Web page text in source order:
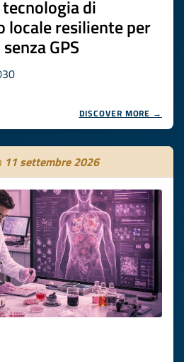
di
locale resiliente per
GPS
DISCOVER MORE →
11 settembre 2026